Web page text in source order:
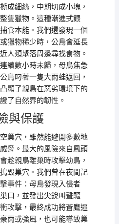
成細絲，中期切成小塊，
隻獵物。這種漸進式餵
食本能。我們還發現一個
獵物稀少時，公鳥會延長
人類聚落周邊尋找食物。
續數小時未歸，母鳥焦急
鳥叼著一隻大雨蛙返回，
顯了親鳥在惡劣環境下的
了自然界的韌性。
與保護
巢穴，雖然能避開多數地
脅。最大的風險來自鳳頭
趁親鳥離巢時攻擊幼鳥，
毀巢穴。我們曾在夜間記
事件：母鳥發現入侵者
口，並發出尖銳叫聲驅
攻擊，最終成功將蒼鷹逼
雨或強風，也可能導致巢